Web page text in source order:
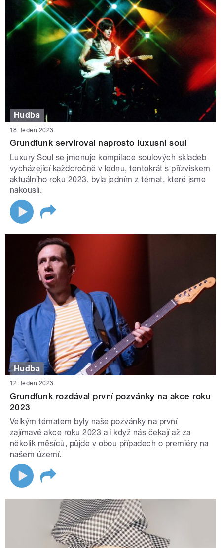
Hudba
18. leden 2023
Grundfunk servíroval naprosto luxusní soul
Luxury Soul se jmenuje kompilace soulových skladeb
vycházející každoročně v lednu, tentokrát s přízviskem
aktuálního roku 2023, byla jedním z témat, které jsme
nakousli.
Hudba
12. leden 2023
Grundfunk rozdával první pozvánky na akce roku
2023
Velkým tématem byly naše pozvánky na první
zajímavé akce roku 2023 a i když nás čekají až za
několik měsíců, půjde v obou případech o premiéry na
našem území.